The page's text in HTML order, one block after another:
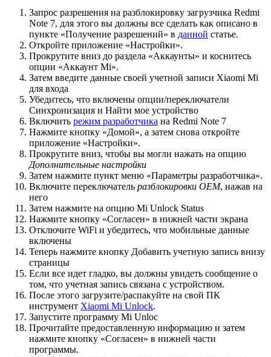
Запрос разрешения на разблокировку загрузчика Redmi
Note 7, для этого вы должны все сделать как описано в
пункте «Получение разрешений» в данной статье.
Откройте приложение «Настройки».
Прокрутите вниз до раздела «Аккаунты» и коснитесь
опции «Аккаунт Mi».
Затем введите данные своей учетной записи Xiaomi Mi
для входа
Убедитесь, что включены опции/переключатели
Синхронизация и Найти мое устройство
Включить режим разработчика на Redmi Note 7
Нажмите кнопку «Домой», а затем снова откройте
приложение «Настройки».
Прокрутите вниз, чтобы вы могли нажать на опцию
Дополнительные настройки
Затем нажмите пункт меню «Параметры разработчика».
Включите переключатель разблокировки OEM, нажав на
него
Затем нажмите на опцию Mi Unlock Status
Нажмите кнопку «Согласен» в нижней части экрана
Отключите WiFi и убедитесь, что мобильные данные
включены
Теперь нажмите кнопку Добавить учетную запись внизу
страницы
Если все идет гладко, вы должны увидеть сообщение о
том, что учетная запись связана с устройством.
После этого загрузите/распакуйте на свой ПК
инструмент Xiaomi Mi Unlock.
Запустите программу Mi Unloc
Прочитайте предоставленную информацию и затем
нажмите кнопку «Согласен» в нижней части
программы.